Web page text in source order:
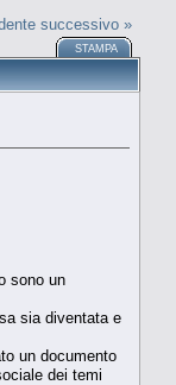
successivo »
STAMPA
sono un
sia diventata e
un documento
dei temi